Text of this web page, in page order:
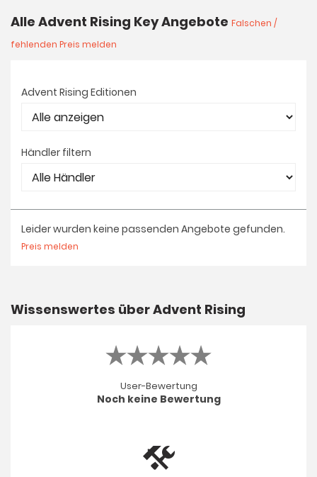
Alle Advent Rising Key Angebote Falschen /
fehlenden Preis melden
Advent Rising Editionen
Händler filtern
Leider wurden keine passenden Angebote gefunden.
Preis melden
Wissenswertes über Advent Rising
User-Bewertung
Noch keine Bewertung